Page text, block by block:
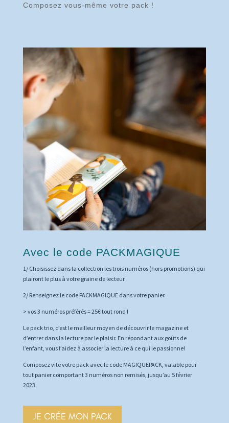
Composez vous-même votre pack !
Avec le code PACKMAGIQUE
1/ Choisissez dans la collection les trois numéros (hors promotions) qui
plairont le plus à votre graine de lecteur.
2/ Renseignez le code PACKMAGIQUE dans votre panier.
> vos 3 numéros préférés = 25€ tout rond !
Le pack trio, c’est le meilleur moyen de découvrir le magazine et
d’entrer dans la lecture par le plaisir. En répondant aux goûts de
l’enfant, vous l’aidez à associer la lecture à ce qui le passionne!
Composez vite votre pack avec le code MAGIQUEPACK, valable pour
tout panier comportant 3 numéros non remisés, jusqu’au 5 février
2023.
JE CRÉE MON PACK